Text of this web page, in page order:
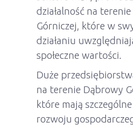
działalność na
Górniczej, które w
działaniu
społeczne wartości.
Duże
na terenie Dąbrowy
które mają szczególne
rozwoju